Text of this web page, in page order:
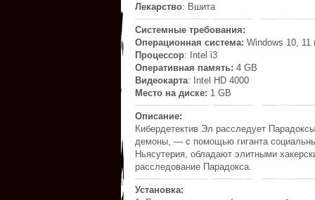
Лекарство: Вшита
Системные требования:
Операционная система: Windows 10, 11
Процессор: Intel i3
Оперативная память: 4 GB
Видеокарта: Intel HD 4000
Место на диске: 1 GB
Описание:
Кибердетектив Эл расследует
демоны, — с помощью гиганта
Ньясутерия, обладают элитными
расследование Парадокса.
Установка: